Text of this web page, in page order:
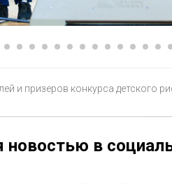
и призеров конкурса детского
новостью в